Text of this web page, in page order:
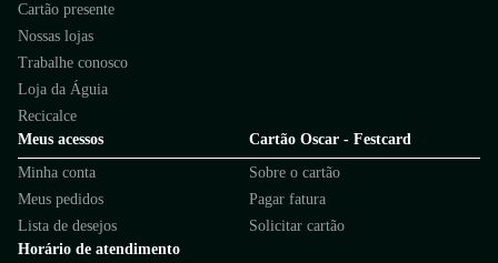
Cartão presente
Nossas lojas
Trabalhe conosco
Loja da Águia
Recicalce
Meus acessos
Minha conta
Meus pedidos
Lista de desejos
Cartão Oscar - Festcard
Sobre o cartão
Pagar fatura
Solicitar cartão
Horário de atendimento